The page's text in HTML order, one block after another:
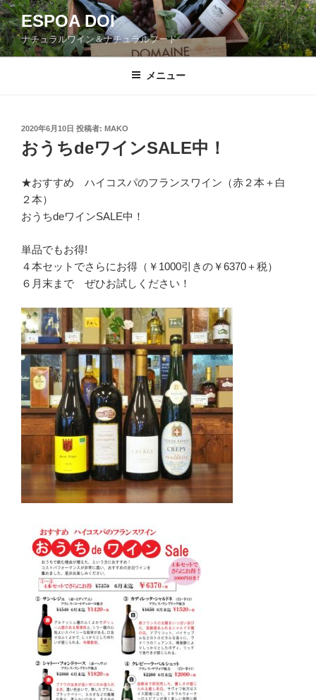
コ
ン
テ
ン
ESPOA DOI
ナチュラルワイン＆ナチュラルフード
メニュー
投
稿
日:
2020年6月10日 投稿者: MAKO
おうちdeワインSALE中！
★おすすめ ハイコスパのフランスワイン（赤２本＋白
２本）
おうちdeワインSALE中！
単品でもお得!
４本セットでさらにお得（￥1000引きの￥6370＋税）
６月末まで ぜひお試しください！